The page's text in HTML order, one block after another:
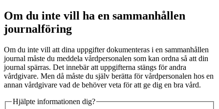
Om du inte vill ha en sammanhållen
journalföring
Om du inte vill att dina uppgifter dokumenteras i en sammanhållen
journal måste du meddela vårdpersonalen som kan ordna så att din
journal spärras. Det innebär att uppgifterna stängs för andra
vårdgivare. Men då måste du själv berätta för vårdpersonalen hos en
annan vårdgivare vad de behöver veta för att ge dig en bra vård.
Hjälpte informationen dig?